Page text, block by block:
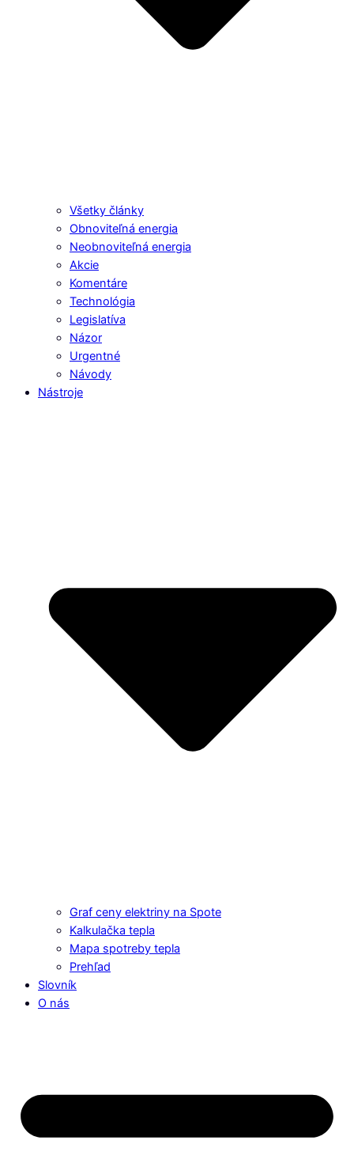
Všetky články
Obnoviteľná energia
Neobnoviteľná energia
Akcie
Komentáre
Technológia
Legislatíva
Názor
Urgentné
Návody
Nástroje
Graf ceny elektriny na Spote
Kalkulačka tepla
Mapa spotreby tepla
Prehľad
Slovník
O nás